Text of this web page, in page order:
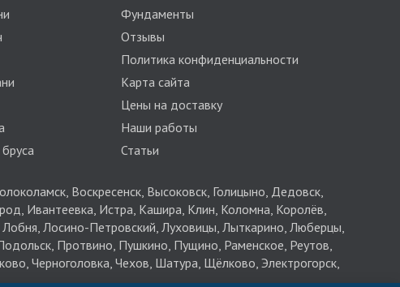
Фундаменты
Отзывы
Политика конфиденциальности
Карта сайта
Цены на доставку
Наши работы
Статьи
Воскресенск, Высоковск, Голицыно, Дедовск,
Ивантеевка, Истра, Кашира, Клин, Коломна, Королёв,
Лобня, Лосино-Петровский, Луховицы, Лыткарино, Люберцы,
Протвино, Пушкино, Пущино, Раменское, Реутов,
Черноголовка, Чехов, Шатура, Щёлково, Электрогорск,